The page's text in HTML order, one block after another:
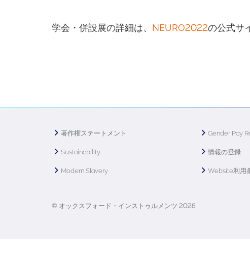
学会・併設展の詳細は、 NEURO2022の公式サ
著作権ステートメント
Sustainability
Modern Slavery
Gender Pay
情報の登録
Website利用
© オックスフォード・インストゥルメンツ 2026